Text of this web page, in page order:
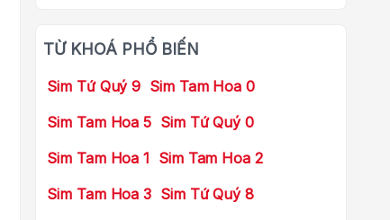
TỪ KHOÁ PHỔ BIẾN
Sim Tứ Quý 9 Sim Tam Hoa 0
Sim Tam Hoa 5 Sim Tứ Quý 0
Sim Tam Hoa 1 Sim Tam Hoa 2
Sim Tam Hoa 3 Sim Tứ Quý 8